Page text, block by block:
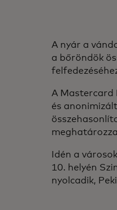
A nyár a
a bőröndök
A Mastercard
és
Idén a
10. helyén
nyolcadik,